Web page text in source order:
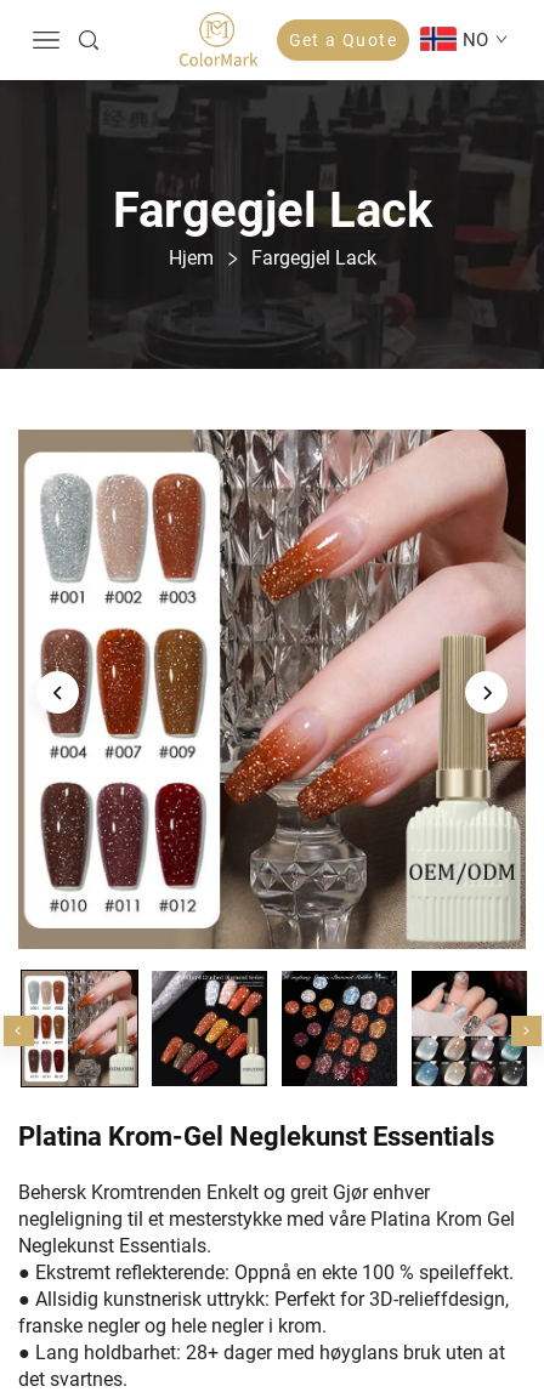
Get a Quote NO
Fargegjel Lack
Hjem Fargegjel Lack
Platina Krom-Gel Neglekunst Essentials
Behersk Kromtrenden Enkelt og greit Gjør enhver
negleligning til et mesterstykke med våre Platina Krom Gel
Neglekunst Essentials.
● Ekstremt reflekterende: Oppnå en ekte 100 % speileffekt.
● Allsidig kunstnerisk uttrykk: Perfekt for 3D-relieffdesign,
franske negler og hele negler i krom.
● Lang holdbarhet: 28+ dager med høyglans bruk uten at
det svartnes.